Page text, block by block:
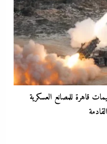
المصري: القاهرة جاية في
الأوسط؟